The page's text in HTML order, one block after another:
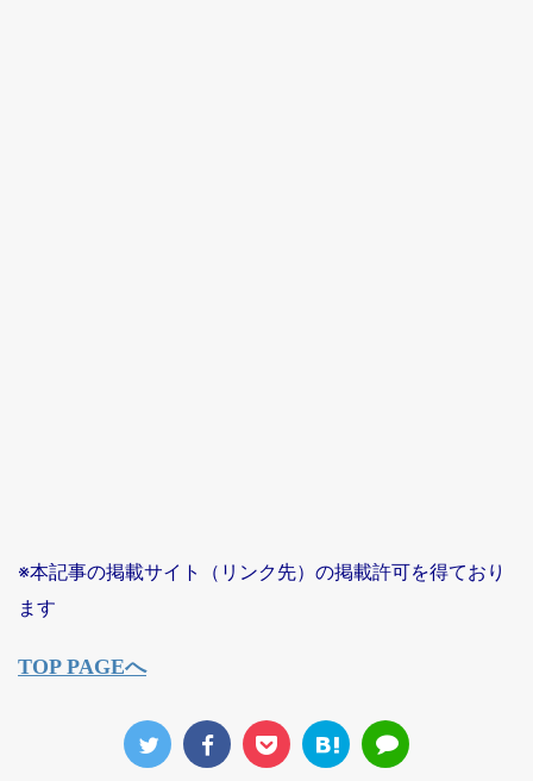
※本記事の掲載サイト（リンク先）の掲載許可を得ており
ます
TOP PAGEへ